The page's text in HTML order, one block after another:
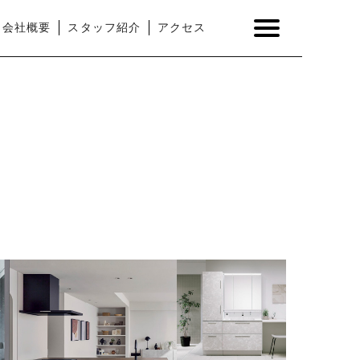
会社概要 スタッフ紹介 アクセス